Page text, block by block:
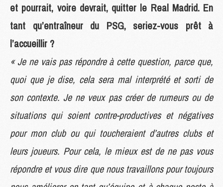
et pourrait, voire devrait, quitter le Real Madrid. En
tant qu’entraîneur du PSG, seriez-vous prêt à
l’accueillir ?
« Je ne vais pas répondre à cette question, parce que,
quoi que je dise, cela sera mal interprété et sorti de
son contexte. Je ne veux pas créer de rumeurs ou de
situations qui soient contre-productives et négatives
pour mon club ou qui toucheraient d’autres clubs et
leurs joueurs. Pour cela, le mieux est de ne pas vous
répondre et vous dire que nous travaillons pour toujours